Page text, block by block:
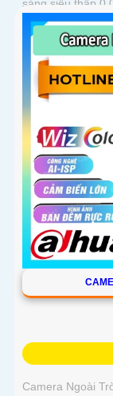
sáng siêu thấp
cảm biến lớn...
Camera Ngoài